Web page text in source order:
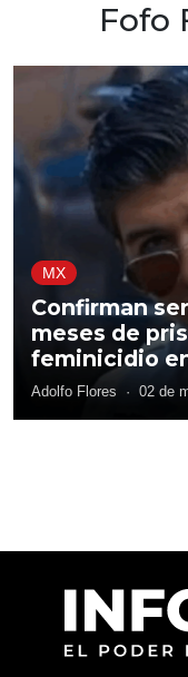
Fofo
MX
Confirman
meses de
feminicidio
Adolfo Flores · 02 de